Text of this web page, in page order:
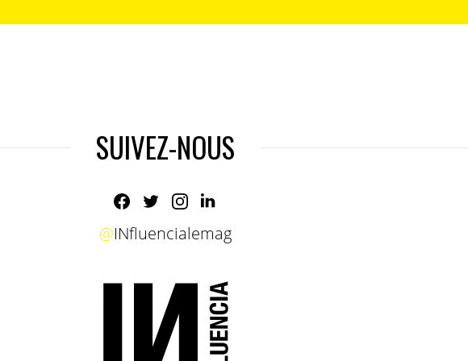
SUIVEZ-NOUS
@INfluencialemag